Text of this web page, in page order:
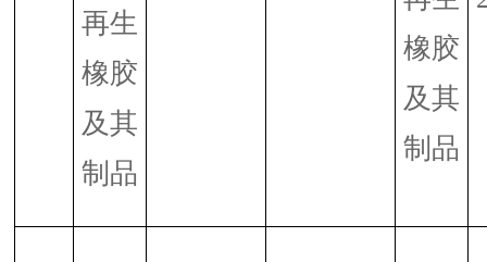
再生
橡胶
及其
制品
橡胶
及其
制品